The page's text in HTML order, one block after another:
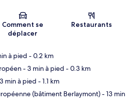
Carte
Comment se
déplacer
Restaurants
à pied - 0.2 km
- 3 min à pied - 0.3 km
min à pied - 1.1 km
(bâtiment Berlaymont)- 13 min